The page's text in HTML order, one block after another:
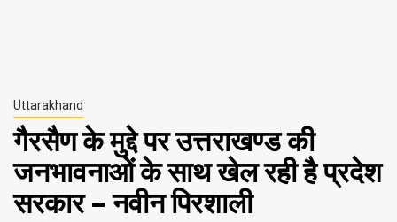
Uttarakhand
गैरसैण के मुद्दे पर उत्तराखण्ड की
जनभावनाओं के साथ खेल रही है प्रदेश
सरकार – नवीन पिरशाली